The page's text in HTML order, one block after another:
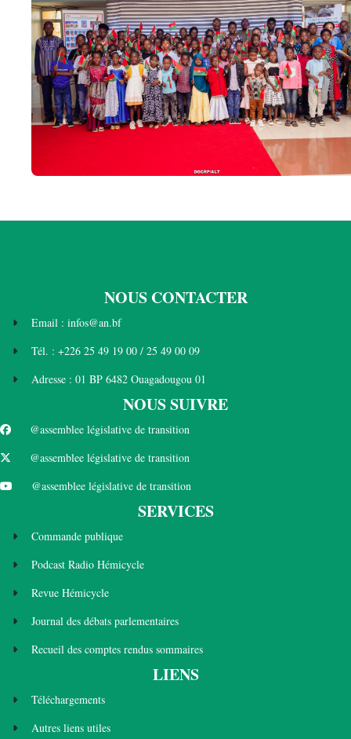
NOUS CONTACTER
Email : infos@an.bf
Tél. : +226 25 49 19 00 / 25 49 00 09
Adresse : 01 BP 6482 Ouagadougou 01
NOUS SUIVRE
@assemblee législative de transition
@assemblee législative de transition
@assemblee législative de transition
SERVICES
Commande publique
Podcast Radio Hémicycle
Revue Hémicycle
Journal des débats parlementaires
Recueil des comptes rendus sommaires
LIENS
Téléchargements
Autres liens utiles